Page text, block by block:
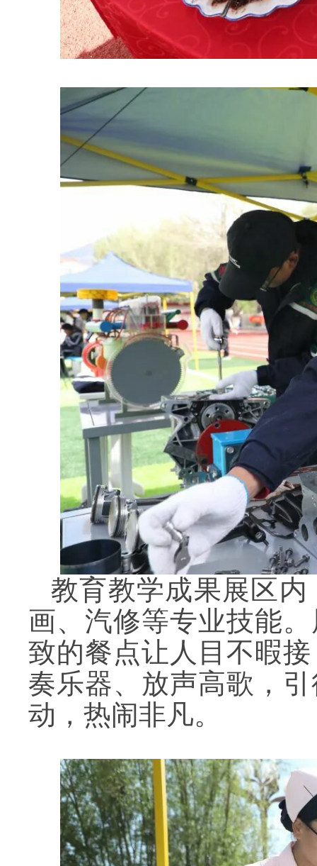
教育教学成果展区
画、汽修等专业技能
致的餐点让人目不暇
奏乐器、放声高歌，
动，热闹非凡。